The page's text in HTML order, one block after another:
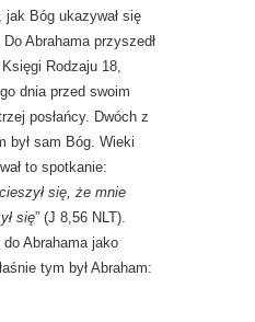
Bóg ukazywał się
Abrahama przyszedł
Rodzaju 18,
dnia przed swoim
posłańcy. Dwóch z
był sam Bóg. Wieki
to spotkanie:
się, że mnie
się” (J 8,56 NLT).
do Abrahama jako
tym był Abraham: